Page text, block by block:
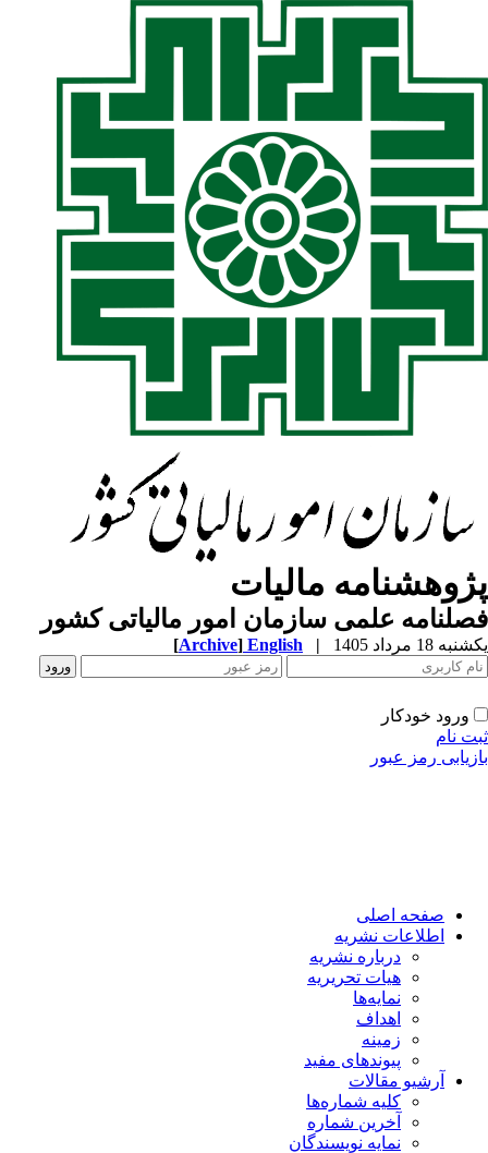
مالیات
علمی سازمان امور مالیاتی کشور
18 مرداد 1405 |
English
[Archive]
ورود خودکار
نام
رمز عبور
صفحه اصلی
اطلاعات نشریه
درباره نشریه
هیات تحریریه
نمایه‌ها
اهداف
زمینه
پیوندهای مفید
آرشیو مقالات
کلیه شماره‌ها
آخرین شماره
نمایه نویسندگان